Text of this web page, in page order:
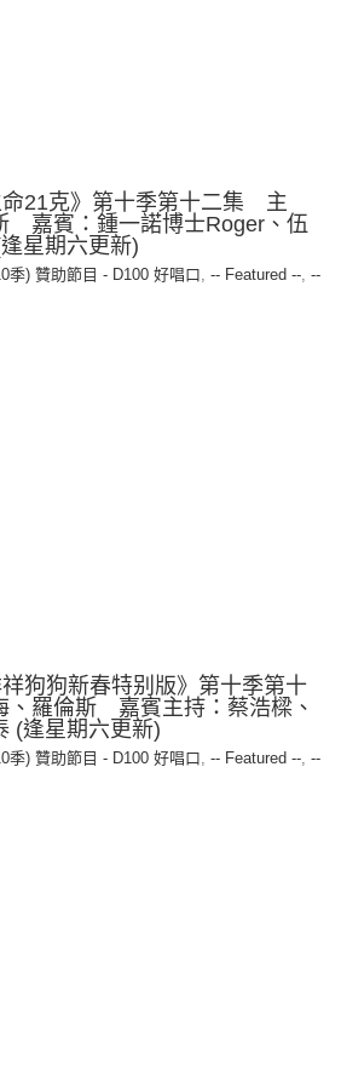
命21克》第十季第十二集 主
嘉賓：鍾一諾博士Roger、伍
星期六更新)
季) 贊助節目 - D100 好唱口, -- Featured --, --
祥狗狗新春特别版》第十季第十
羅倫斯 嘉賓主持：蔡浩樑、
(逢星期六更新)
季) 贊助節目 - D100 好唱口, -- Featured --, --